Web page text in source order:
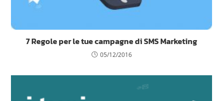
7 Regole per le tue campagne di SMS Marketing
05/12/2016